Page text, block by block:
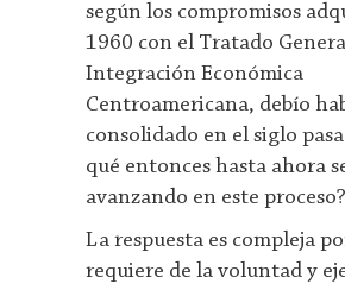
según los compromisos
1960 con el Tratado
Integración Económica
Centroamericana, debío
consolidado en el siglo
qué entonces hasta ahora
avanzando en este proceso?
La respuesta es compleja
requiere de la voluntad y